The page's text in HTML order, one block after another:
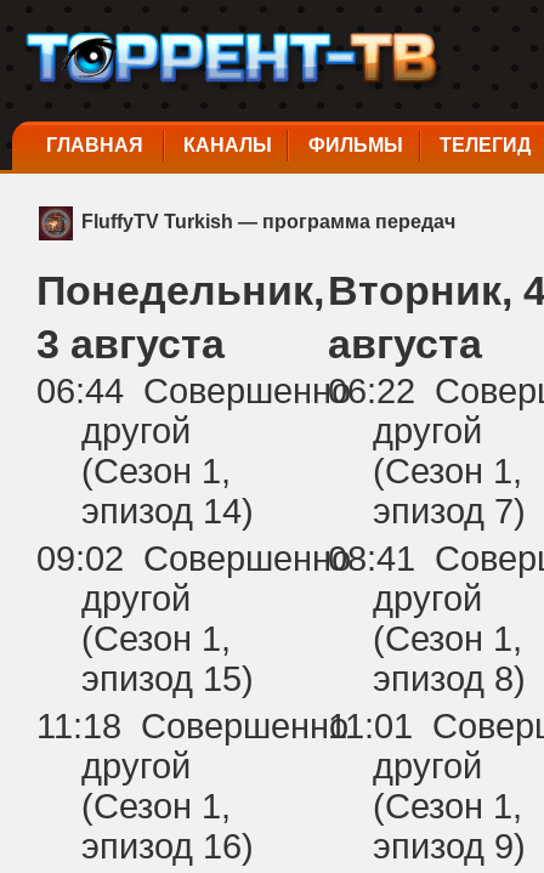
ГЛАВНАЯ КАНАЛЫ ФИЛЬМЫ ТЕЛЕГИД
FluffyTV Turkish — программа передач
Понедельник,
3 августа
06:44 Совершенно
другой
(Сезон 1,
эпизод 14)
09:02 Совершенно
другой
(Сезон 1,
эпизод 15)
11:18 Совершенно
другой
(Сезон 1,
эпизод 16)
Вторник,
августа
06:22
другой
(Сезон 1,
эпизод 7)
08:41
другой
(Сезон 1,
эпизод 8)
11:01
другой
(Сезон 1,
эпизод 9)